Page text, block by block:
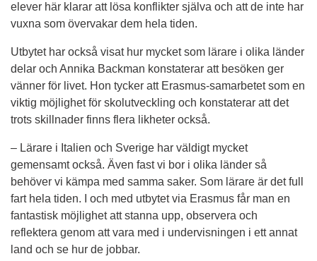
elever här klarar att lösa konflikter själva och att de inte har
vuxna som övervakar dem hela tiden.
Utbytet har också visat hur mycket som lärare i olika länder
delar och Annika Backman konstaterar att besöken ger
vänner för livet. Hon tycker att Erasmus-samarbetet som en
viktig möjlighet för skolutveckling och konstaterar att det
trots skillnader finns flera likheter också.
– Lärare i Italien och Sverige har väldigt mycket
gemensamt också. Även fast vi bor i olika länder så
behöver vi kämpa med samma saker. Som lärare är det full
fart hela tiden. I och med utbytet via Erasmus får man en
fantastisk möjlighet att stanna upp, observera och
reflektera genom att vara med i undervisningen i ett annat
land och se hur de jobbar.